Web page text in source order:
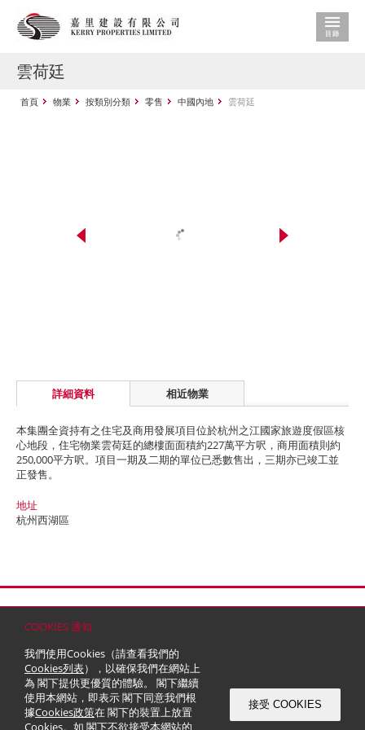
COOKIES 通知
我們使用Cookies（請查看我們的
Cookies列表），以確保我們在網站上
為 閣下提供更優質的體驗。 閣下繼續
使用本網站，即表示 閣下同意我們根
據Cookies政策在 閣下的裝置上放置
Cookies。如 閣下不欲接受本網站的
接受 COOKIES
雲荷廷
首頁 物業 按類別分類 零售 中國內地 雲荷廷
詳細資料 相近物業
本集團全資持有之住宅及商用發展項目位於杭州之江國家旅遊度假區核
心地段，住宅物業雲荷廷的總樓面面積約227萬平方呎，商用面積則約
250,000平方呎。項目一期及二期的單位已悉數售出，三期亦已竣工並
正發售。
地址
杭州西湖區
© 2026 嘉里建設有限公司 (於百慕達註冊成立之有限公司)